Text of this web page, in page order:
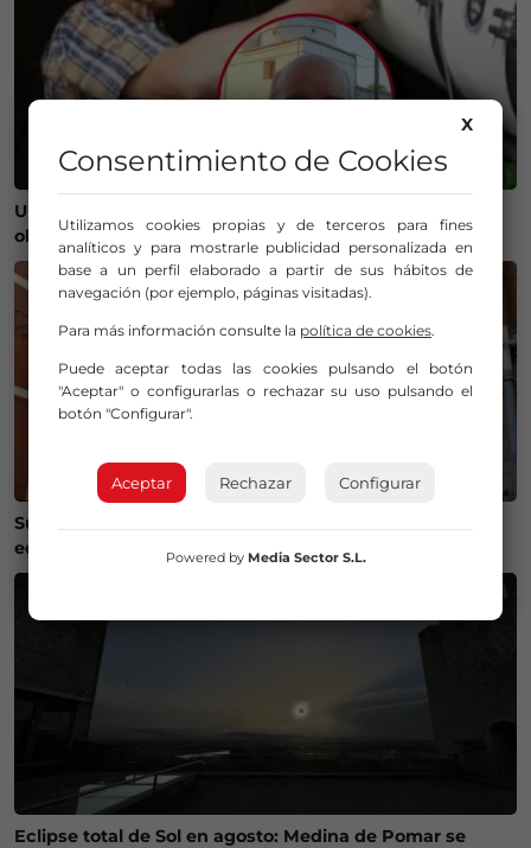
Un bilbaíno invierte 100.000 euros en crear un
observatorio que será protagonista del eclipse
Susto en Bilbao La Vieja: ocho personas atendidas y un
edificio desalojado tras un incendio
Eclipse total de Sol en agosto: Medina de Pomar se
X
Consentimiento de Cookies
Utilizamos cookies propias y de terceros para fines
analíticos y para mostrarle publicidad personalizada en
base a un perfil elaborado a partir de sus hábitos de
navegación (por ejemplo, páginas visitadas).
Para más información consulte la política de cookies.
Puede aceptar todas las cookies pulsando el botón
"Aceptar" o configurarlas o rechazar su uso pulsando el
botón "Configurar".
Aceptar Rechazar Configurar
Powered by Media Sector S.L.